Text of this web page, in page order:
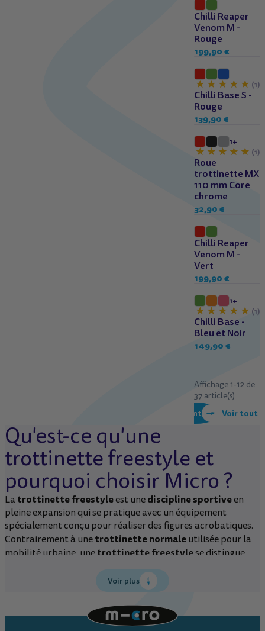
Chilli Reaper
Venom M -
Rouge
199,90 €
Dès 6 ans
(1)
Chilli Base S -
Rouge
139,90 €
1+
(1)
Roue
trottinette MX
110 mm Core
chrome
32,90 €
Dès 12 ans
Chilli Reaper
Venom M -
Vert
199,90 €
7 à 11 ans
1+
(1)
Chilli Base -
Bleu et Noir
149,90 €
Affichage 1-12 de
37 article(s)
Suivant Voir tout
Qu'est-ce qu'une
trottinette freestyle et
pourquoi choisir Micro ?
La trottinette freestyleest unediscipline sportiveen
pleine expansion qui se pratique avec un équipement
spécialement conçu pour réaliser des figures acrobatiques.
Contrairement à unetrottinette normaleutilisée pour la
mobilité urbaine, unetrottinette freestylese distingue
les chocs répétés lors de sauts et tricks en skatepark ou en
street. Cette pratique s'apparente au skateboard ou au
BMX, partageant les mêmes terrains de jeu et un esprit
similaire desport urbainet de liberté d'expression.
Voir plus